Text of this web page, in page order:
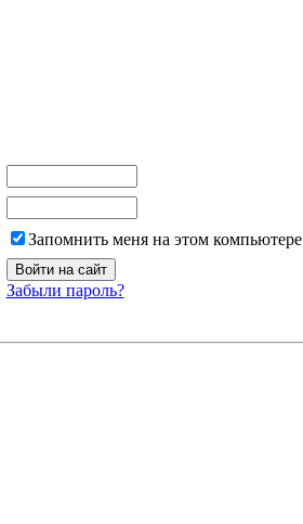
Запомнить меня на этом компьютере
Забыли пароль?